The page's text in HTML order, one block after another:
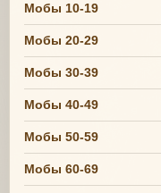
Мобы 10-19
Мобы 20-29
Мобы 30-39
Мобы 40-49
Мобы 50-59
Мобы 60-69